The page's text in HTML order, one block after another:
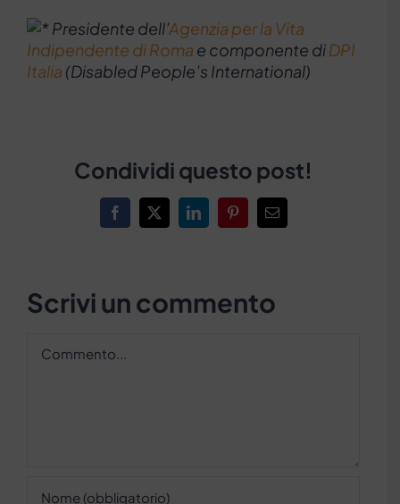
Presidente dell’Agenzia per la Vita
Indipendente di Roma e componente diDPI
Italia (Disabled People’s International)
Condividi questo post!
Facebook
X LinkedInPinterestEmail
Scrivi un commento